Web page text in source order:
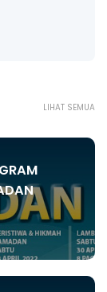
LIHAT SEMUA